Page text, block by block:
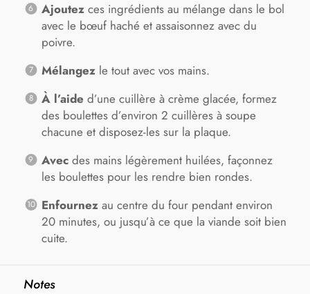
Ajoutezces ingrédients au mélange dans le bol
avec le bœuf haché et assaisonnez avec du
poivre.
Mélangezle tout avec vos mains.
À l’aide d’une cuillère à crème glacée, formez
des boulettes d’environ 2 cuillères à soupe
chacune et disposez-les sur la plaque.
Avecdes mains légèrement huilées, façonnez
les boulettes pour les rendre bien rondes.
Enfournezau centre du four pendant environ
20 minutes, ou jusqu’à ce que la viande soit bien
cuite.
Notes